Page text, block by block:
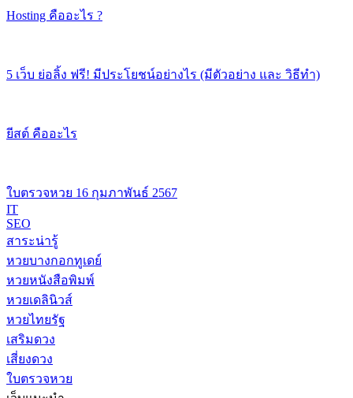
Hosting คืออะไร ?
5 เว็บ ย่อลิ้ง ฟรี! มีประโยชน์อย่างไร (มีตัวอย่าง และ วิธีทำ)
ยีสต์ คืออะไร
ใบตรวจหวย 16 กุมภาพันธ์ 2567
IT
SEO
สาระน่ารู้
หวยบางกอกทูเดย์
หวยหนังสือพิมพ์
หวยเดลินิวส์
หวยไทยรัฐ
เสริมดวง
เสี่ยงดวง
ใบตรวจหวย